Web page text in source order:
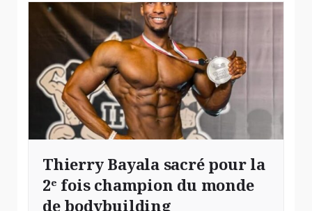
Thierry Bayala sacré pour la
2ᵉ fois champion du monde
de bodybuilding